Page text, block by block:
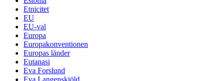
Etnicitet
EU
EU-val
Europa
Europakonventionen
Europas länder
Eutanasi
Eva Forslund
Eva Langenskiöld